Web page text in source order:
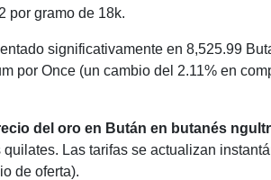
por gramo de 18k.
significativamente en 8,525.99
por Once (un cambio del 2.11% en
del oro en Bután en butanés
Las tarifas se actualizan
de oferta).